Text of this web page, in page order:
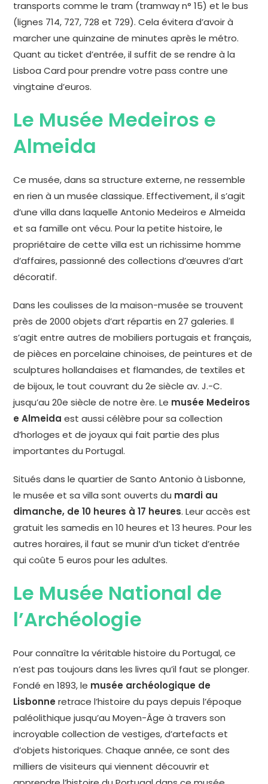
transports comme le tram (tramway n° 15) et le bus
(lignes 714, 727, 728 et 729). Cela évitera d’avoir à
marcher une quinzaine de minutes après le métro.
Quant au ticket d’entrée, il suffit de se rendre à la
Lisboa Card pour prendre votre pass contre une
vingtaine d’euros.
Le Musée Medeiros e
Almeida
Ce musée, dans sa structure externe, ne ressemble
en rien à un musée classique. Effectivement, il s’agit
d’une villa dans laquelle Antonio Medeiros e Almeida
et sa famille ont vécu. Pour la petite histoire, le
propriétaire de cette villa est un richissime homme
d’affaires, passionné des collections d’œuvres d’art
décoratif.
Dans les coulisses de la maison-musée se trouvent
près de 2000 objets d’art répartis en 27 galeries. Il
s’agit entre autres de mobiliers portugais et français,
de pièces en porcelaine chinoises, de peintures et de
sculptures hollandaises et flamandes, de textiles et
de bijoux, le tout couvrant du 2e siècle av. J.-C.
jusqu’au 20e siècle de notre ère. Le musée Medeiros
e Almeida est aussi célèbre pour sa collection
d’horloges et de joyaux qui fait partie des plus
importantes du Portugal.
Situés dans le quartier de Santo Antonio à Lisbonne,
le musée et sa villa sont ouverts du mardi au
dimanche, de 10 heures à 17 heures. Leur accès est
gratuit les samedis en 10 heures et 13 heures. Pour les
autres horaires, il faut se munir d’un ticket d’entrée
qui coûte 5 euros pour les adultes.
Le Musée National de
l’Archéologie
Pour connaître la véritable histoire du Portugal, ce
n’est pas toujours dans les livres qu’il faut se plonger.
Fondé en 1893, le musée archéologique de
Lisbonne retrace l’histoire du pays depuis l’époque
paléolithique jusqu’au Moyen-Âge à travers son
incroyable collection de vestiges, d’artefacts et
d’objets historiques. Chaque année, ce sont des
milliers de visiteurs qui viennent découvrir et